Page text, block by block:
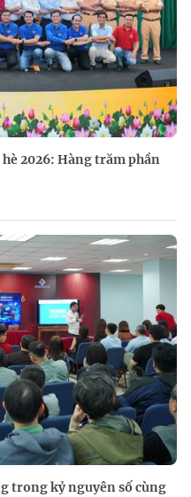
2026: Hàng trăm phần
trong kỷ nguyên số cùng